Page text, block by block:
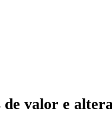
valor e